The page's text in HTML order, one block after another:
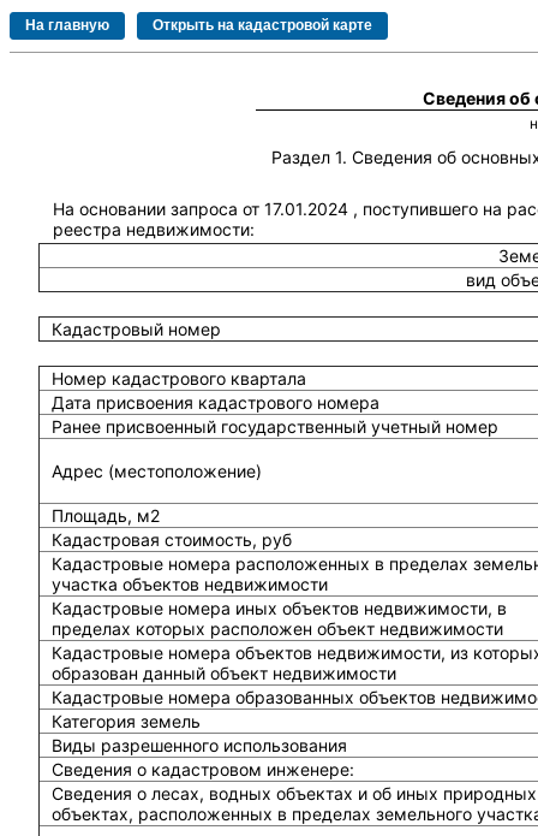
Сведения
Раздел 1. Сведения об
На основании запроса от 17.01.2024 , поступившего на
реестра недвижимости:
вид
Кадастровый номер
Номер кадастрового квартала
Дата присвоения кадастрового номера
Ранее присвоенный государственный учетный номер
Адрес (местоположение)
Площадь, м2
Кадастровая стоимость, руб
Кадастровые номера расположенных в пределах
участка объектов недвижимости
Кадастровые номера иных объектов недвижимости, в
пределах которых расположен объект недвижимости
Кадастровые номера объектов недвижимости, из
образован данный объект недвижимости
Кадастровые номера образованных объектов
Категория земель
Виды разрешенного использования
Сведения о кадастровом инженере:
Cведения о лесах, водных объектах и об иных природных
объектах, расположенных в пределах земельного